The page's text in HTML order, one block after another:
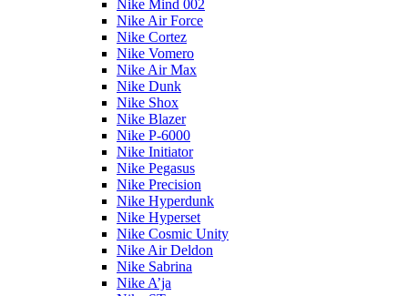
Nike Mind 002
Nike Air Force
Nike Cortez
Nike Vomero
Nike Air Max
Nike Dunk
Nike Shox
Nike Blazer
Nike P-6000
Nike Initiator
Nike Pegasus
Nike Precision
Nike Hyperdunk
Nike Hyperset
Nike Cosmic Unity
Nike Air Deldon
Nike Sabrina
Nike A’ja